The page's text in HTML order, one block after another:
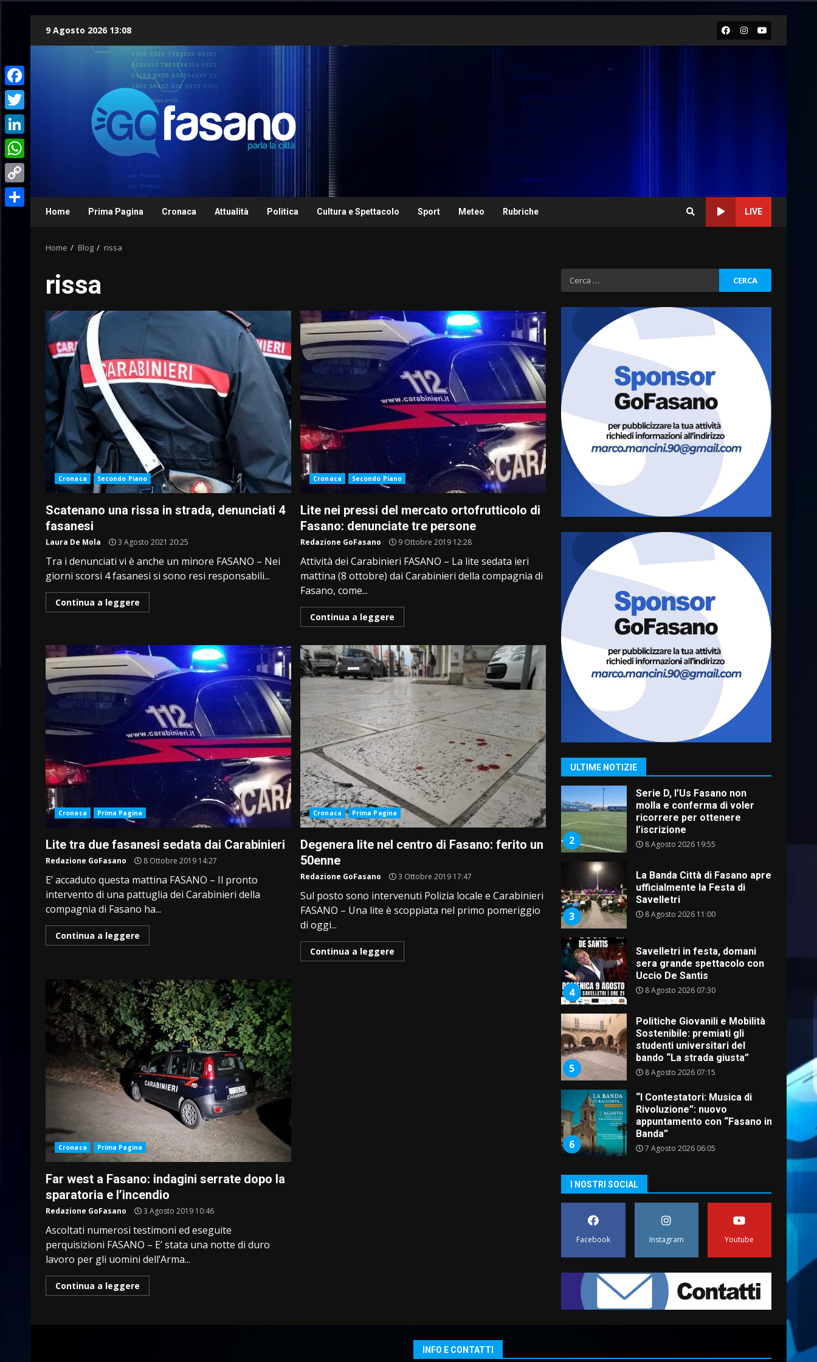
9 Agosto 2026 13:08 Facebook
Instagram
Youtube
Home Prima Pagina Cronaca Attualità Politica Cultura e Spettacolo Sport Meteo Rubriche LIVE
Home Blog rissa
rissa
Cronaca Secondo Piano
Scatenano una rissa in strada, denunciati 4
fasanesi
Laura De Mola 3 Agosto 2021 20:25
Tra i denunciati vi è anche un minore FASANO – Nei
giorni scorsi 4 fasanesi si sono resi responsabili...
Continua a leggere
Cronaca Secondo Piano
Lite nei pressi del mercato ortofrutticolo di
Fasano: denunciate tre persone
Redazione GoFasano 9 Ottobre 2019 12:28
Attività dei Carabinieri FASANO – La lite sedata ieri
mattina (8 ottobre) dai Carabinieri della compagnia di
Fasano, come...
Continua a leggere
Cronaca Prima Pagina
Lite tra due fasanesi sedata dai Carabinieri
Redazione GoFasano 8 Ottobre 2019 14:27
E’ accaduto questa mattina FASANO – Il pronto
intervento di una pattuglia dei Carabinieri della
compagnia di Fasano ha...
Continua a leggere
Cronaca Prima Pagina
Degenera lite nel centro di Fasano: ferito un
50enne
Redazione GoFasano 3 Ottobre 2019 17:47
Sul posto sono intervenuti Polizia locale e Carabinieri
FASANO – Una lite è scoppiata nel primo pomeriggio
di oggi...
Continua a leggere
Cronaca Prima Pagina
Far west a Fasano: indagini serrate dopo la
sparatoria e l’incendio
Redazione GoFasano 3 Agosto 2019 10:46
Ascoltati numerosi testimoni ed eseguite
perquisizioni FASANO – E’ stata una notte di duro
lavoro per gli uomini dell’Arma...
Continua a leggere
Ricerca
per:
ULTIME NOTIZIE
La Banda Città di Fasano apre
ufficialmente la Festa di
Savelletri
8 Agosto 2026 11:00
4
Savelletri in festa, domani
sera grande spettacolo con
Uccio De Santis
5
Politiche Giovanili e Mobilità
Sostenibile: premiati gli
studenti universitari del
8 Agosto 2026 07:15
“I Contestatori: Musica di
appuntamento con “Fasano in
Banda”
7 Agosto 2026 06:05
7
US Fasano, Scianaro:
“Profonda amarezza per
esclusione dal campionato di
calcio”
7 Agosto 2026 06:00
1
Grande successo per la
“Sagra del Pesce Spada” a
2
Serie D, l’Us Fasano non
molla e conferma di voler
ricorrere per ottenere
l’iscrizione
8 Agosto 2026 19:55
3
La Banda Città di Fasano apre
ufficialmente la Festa di
Savelletri
8 Agosto 2026 11:00
4
Savelletri in festa, domani
sera grande spettacolo con
Uccio De Santis
8 Agosto 2026 07:30
5
Politiche Giovanili e Mobilità
Sostenibile: premiati gli
studenti universitari del
bando “La strada giusta”
8 Agosto 2026 07:15
6
“I Contestatori: Musica di
Rivoluzione”: nuovo
appuntamento con “Fasano in
Banda”
7 Agosto 2026 06:05
US Fasano, Scianaro:
“Profonda amarezza per
7 Agosto 2026 06:00
Grande successo per la
Savelletri
9 Agosto 2026 07:32
I NOSTRI SOCIAL
Facebook Instagram Youtube
INFO E CONTATTI
Facebook
Twitter
LinkedIn
WhatsApp
Copy